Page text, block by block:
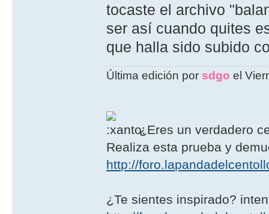
tocaste el archivo
ser así cuando quites
que halla sido subido
Última edición por sdgo el
¿Eres un verdadero
Realiza esta prueba y
http://
¿Te sientes inspirado?